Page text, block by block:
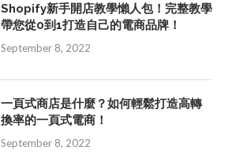
Shopify新手開店教學懶人包！完整教學
帶您從0到1打造自己的電商品牌！
September 8, 2022
一頁式商店是什麼？如何輕鬆打造高轉
換率的一頁式電商！
September 8, 2022